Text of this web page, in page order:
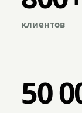
клиентов
50